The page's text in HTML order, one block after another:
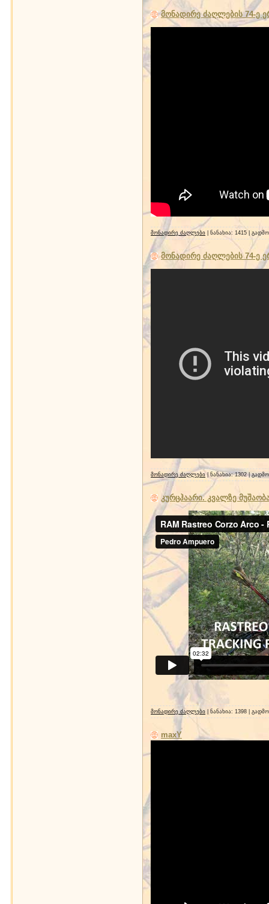
მონადირე ძაღლების 74-ე
მონადირე ძაღლები | ნანახია: 1415 |
მონადირე ძაღლების 74-ე
მონადირე ძაღლები| ნანახია: 1302 |
კურცჰაარი. კვალზე
მონადირე ძაღლები | ნანახია: 1398 |
maxY